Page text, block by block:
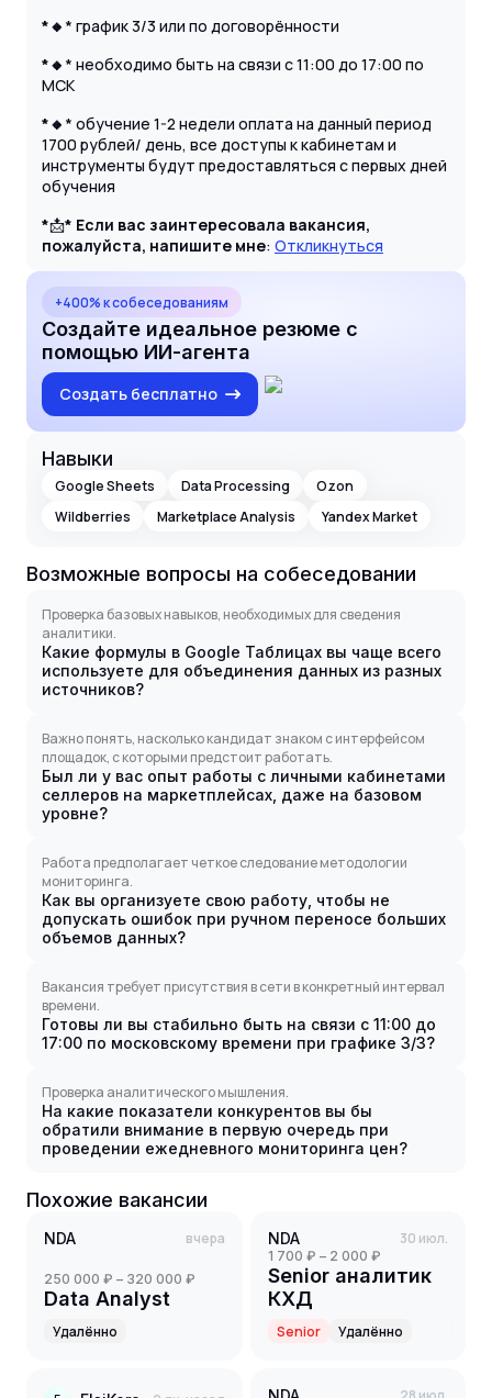
*🔸 * график 3/3 или по договорённости
*🔸 * необходимо быть на связи с 11:00 до 17:00 по
МСК
*🔸 * обучение 1-2 недели оплата на данный период
1700 рублей/ день, все доступы к кабинетам и
инструменты будут предоставляться с первых дней
обучения
*📩* Если вас заинтересовала вакансия,
пожалуйста, напишите мне: Откликнуться
+400% к собеседованиям
Создайте идеальное резюме с
помощью ИИ-агента
Создать бесплатно
Навыки
Google Sheets Data Processing
Ozon
Wildberries
Marketplace Analysis Yandex Market
Возможные вопросы на собеседовании
Проверка базовых навыков, необходимых для сведения
аналитики.
Какие формулы в Google Таблицах вы чаще всего
используете для объединения данных из разных
источников?
Важно понять, насколько кандидат знаком с интерфейсом
площадок, с которыми предстоит работать.
Был ли у вас опыт работы с личными кабинетами
селлеров на маркетплейсах, даже на базовом
уровне?
Работа предполагает четкое следование методологии
мониторинга.
Как вы организуете свою работу, чтобы не
допускать ошибок при ручном переносе больших
объемов данных?
Вакансия требует присутствия в сети в конкретный интервал
времени.
Готовы ли вы стабильно быть на связи с 11:00 до
17:00 по московскому времени при графике 3/3?
Проверка аналитического мышления.
На какие показатели конкурентов вы бы
обратили внимание в первую очередь при
проведении ежедневного мониторинга цен?
Похожие вакансии
NDA вчера
250 000 ₽ – 320 000 ₽
Data Analyst
Удалённо
NDA 30 июл.
1 700 ₽ – 2 000 ₽
Senior аналитик
КХД
Senior Удалённо